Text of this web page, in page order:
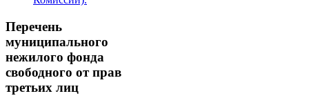
Перечень
муниципального
нежилого фонда
свободного от прав
третьих лиц